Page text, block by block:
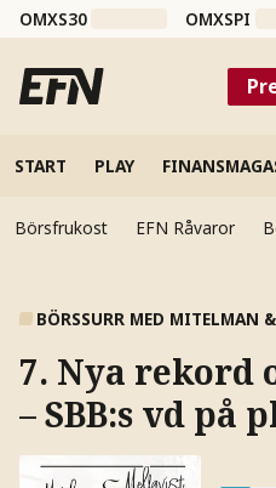
OMXS30 OMXSPI
START PLAY
Börsfrukost EFN Råvaror
BÖRSSURR MED MITELMAN
7. Nya rekord
– SBB:s vd på